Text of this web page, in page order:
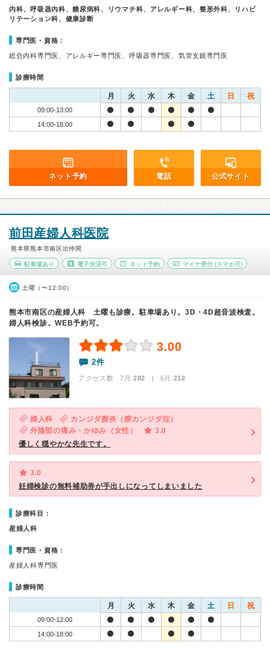
内科、呼吸器内科、糖尿病科、リウマチ科、アレルギー科、整形外科、リハビ
リテーション科、健康診断
専門医・資格：
総合内科専門医、アレルギー専門医、呼吸器専門医、気管支鏡専門医
診療時間
月 火 水 木 金 土 日 祝
09:00-13:00
14:00-18:00
ネット予約 電話 公式サイト
前田産婦人科医院
熊本県熊本市南区出仲間
駐車場あり 電子決済可 ネット予約 マイナ受付 (スマホ可)
土曜（〜12:00）
熊本市南区の産婦人科 土曜も診療。駐車場あり。3D・4D超音波検査。
婦人科検診。WEB予約可。
3.00
2件
アクセス数 7月:282 | 6月:212
婦人科
カンジダ膣炎（膣カンジダ症）
外陰部の痛み・かゆみ（女性）
3.0
優しく穏やかな先生です。
3.0
妊婦検診の無料補助券が手出しになってしまいました
診療科目：
産婦人科
専門医・資格：
産婦人科専門医
診療時間
月 火 水 木 金 土 日 祝
09:00-12:00
14:00-18:00